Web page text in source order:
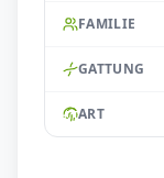
FAMILIE
GATTUNG
ART